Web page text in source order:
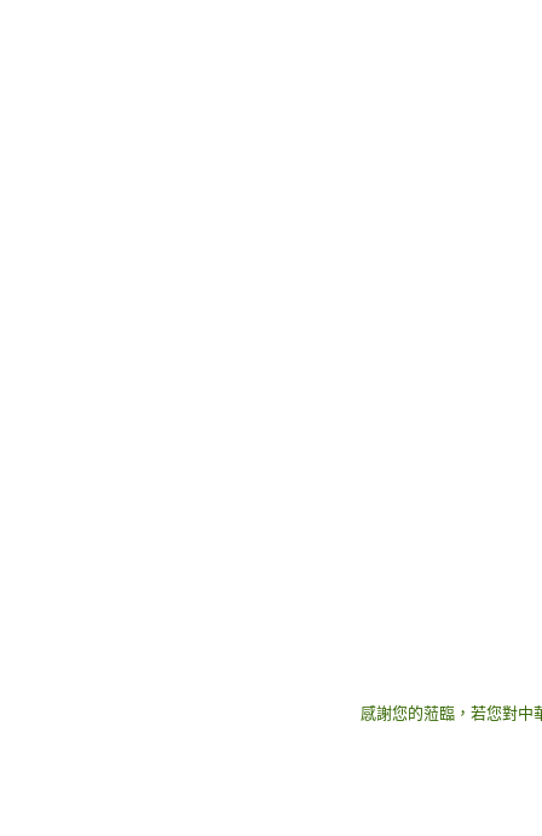
感謝您的蒞臨，若您對中